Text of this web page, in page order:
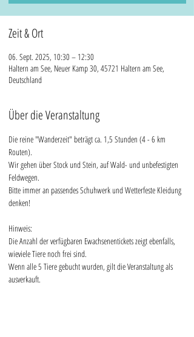
Zeit & Ort
06. Sept. 2025, 10:30 – 12:30
Haltern am See, Neuer Kamp 30, 45721 Haltern am See,
Deutschland
Über die Veranstaltung
Die reine "Wanderzeit" beträgt ca. 1,5 Stunden (4 - 6 km
Routen).
Wir gehen über Stock und Stein, auf Wald- und unbefestigten
Feldwegen.
Bitte immer an passendes Schuhwerk und Wetterfeste Kleidung
denken!
Hinweis:
Die Anzahl der verfügbaren Ewachsenentickets zeigt ebenfalls,
wieviele Tiere noch frei sind.
Wenn alle 5 Tiere gebucht wurden, gilt die Veranstaltung als
ausverkauft.